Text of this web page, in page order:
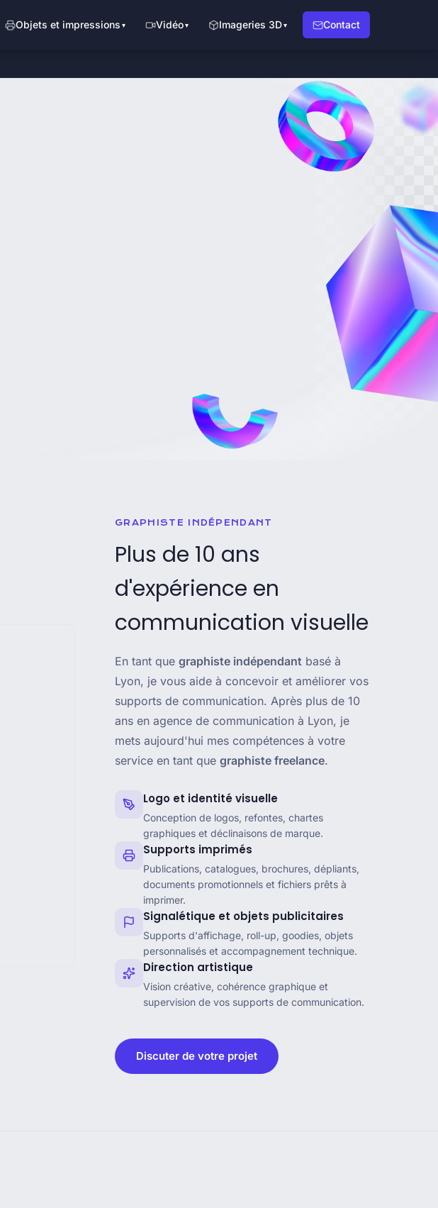
Objets et impressions Vidéo Imageries 3D Contact
GRAPHISTE INDÉPENDANT
Plus de 10 ans
d'expérience en
communication visuelle
En tant que graphiste indépendant basé à
Lyon, je vous aide à concevoir et améliorer vos
supports de communication. Après plus de 10
ans en agence de communication à Lyon, je
mets aujourd'hui mes compétences à votre
service en tant que graphiste freelance.
Logo et identité visuelle
Conception de logos, refontes, chartes
graphiques et déclinaisons de marque.
Supports imprimés
Publications, catalogues, brochures, dépliants,
documents promotionnels et fichiers prêts à
imprimer.
Signalétique et objets publicitaires
Supports d'affichage, roll-up, goodies, objets
personnalisés et accompagnement technique.
Direction artistique
Vision créative, cohérence graphique et
supervision de vos supports de communication.
Discuter de votre projet